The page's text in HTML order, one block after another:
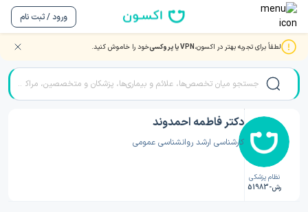
ورود / ثبت نام
لطفاً برای تجربه بهتر در اکسون،VPN یا پروکسی خود را خاموش کنید. صفحه اصلی/دکتر روانشناسی/دکتر فاطمه احمدوند
نظام پزشکی
رش-51983
دکتر فاطمه احمدوند
کارشناسی ارشد روانشناسی عمومی